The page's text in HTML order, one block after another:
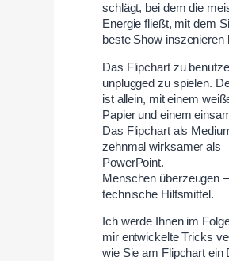
schlägt, bei dem die
Energie fließt, mit dem
beste Show inszenieren
Das Flipchart zu
unplugged zu spielen.
ist allein, mit einem
Papier und einem
Das Flipchart als
zehnmal wirksamer als
PowerPoint.
Menschen überzeugen
technische Hilfsmittel.
Ich werde Ihnen im
mir entwickelte Tricks
wie Sie am Flipchart ein